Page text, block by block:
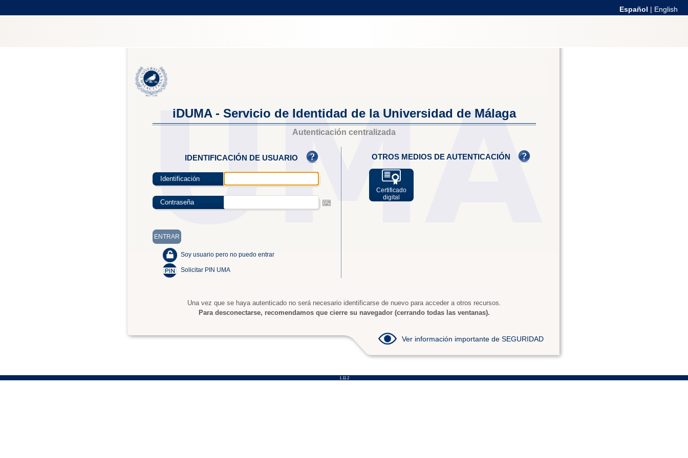
Español | English
iDUMA - Servicio de Identidad de la Universidad de Málaga
Autenticación centralizada
IDENTIFICACIÓN DE USUARIO
Identificación
Contraseña
Soy usuario pero no puedo entrar
Solicitar PIN UMA
OTROS MEDIOS DE AUTENTICACIÓN
Certificado
digital
Una vez que se haya autenticado no será necesario identificarse de nuevo para acceder a otros recursos.
Para desconectarse, recomendamos que cierre su navegador (cerrando todas las ventanas).
Ver información importante de SEGURIDAD
1.11.2